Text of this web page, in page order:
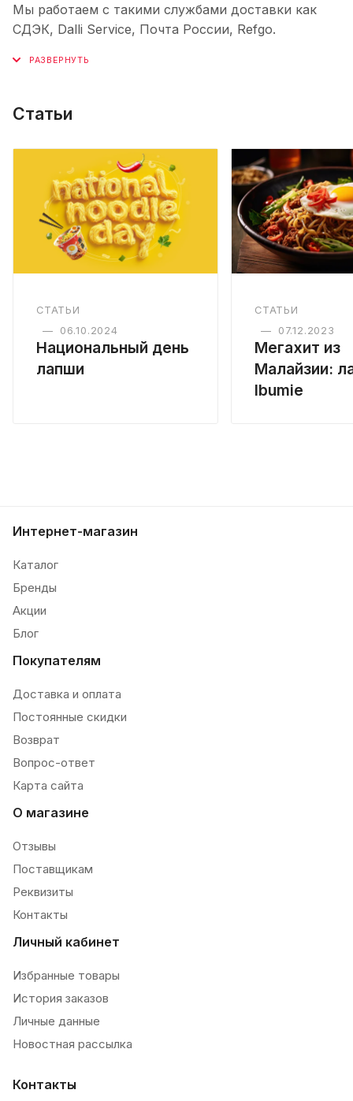
Мы работаем с такими службами доставки как
СДЭК, Dalli Service, Почта России, Refgo.
Статьи
СТАТЬИ
—
06.10.2024
Национальный день
лапши
СТАТЬИ
—
07.12.2023
Мегахит из
Малайзии:
Ibumie
Интернет-магазин
Каталог
Бренды
Акции
Блог
Покупателям
Доставка и оплата
Постоянные скидки
Возврат
Вопрос-ответ
Карта сайта
О магазине
Отзывы
Поставщикам
Реквизиты
Контакты
Личный кабинет
Избранные товары
История заказов
Личные данные
Новостная рассылка
Контакты